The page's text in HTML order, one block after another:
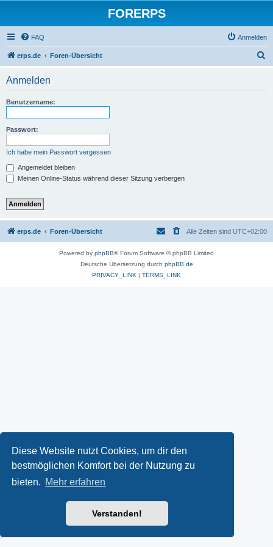
Diese Website nutzt Cookies, um dir den
bestmöglichen Komfort bei der Nutzung zu
bieten. Mehr erfahren
Verstanden!
FORERPS
FAQ Anmelden
erps.de Foren-Übersicht
Anmelden
Benutzername:
Passwort:
Ich habe mein Passwort vergessen
Angemeldet bleiben
Meinen Online-Status während dieser Sitzung verbergen
erps.de Foren-Übersicht Alle Zeiten sind UTC+02:00
Powered by phpBB® Forum Software © phpBB Limited
Deutsche Übersetzung durch phpBB.de
PRIVACY_LINK | TERMS_LINK